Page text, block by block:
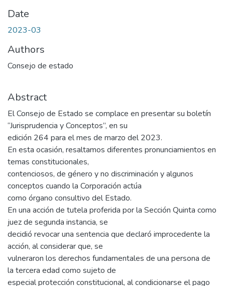
Date
2023-03
Authors
Consejo de estado
Abstract
El Consejo de Estado se complace en presentar su boletín
“Jurisprudencia y Conceptos”, en su
edición 264 para el mes de marzo del 2023.
En esta ocasión, resaltamos diferentes pronunciamientos en
temas constitucionales,
contenciosos, de género y no discriminación y algunos
conceptos cuando la Corporación actúa
como órgano consultivo del Estado.
En una acción de tutela proferida por la Sección Quinta como
juez de segunda instancia, se
decidió revocar una sentencia que declaró improcedente la
acción, al considerar que, se
vulneraron los derechos fundamentales de una persona de
la tercera edad como sujeto de
especial protección constitucional, al condicionarse el pago